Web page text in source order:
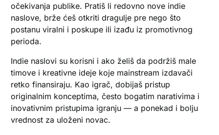
očekivanja publike. Pratiš li redovno nove indie
naslove, brže ćeš otkriti dragulje pre nego što
postanu viralni i poskupe ili izađu iz promotivnog
perioda.
Indie naslovi su korisni i ako želiš da podržiš male
timove i kreativne ideje koje mainstream izdavači
retko finansiraju. Kao igrač, dobijaš pristup
originalnim konceptima, često bogatim narativima i
inovativnim pristupima igranju — a ponekad i bolju
vrednost za uloženi novac.